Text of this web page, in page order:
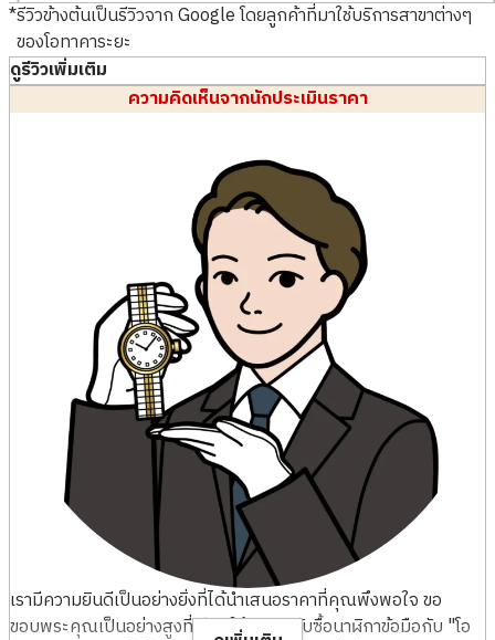
รับซื้อเมื่อ : เมษายน 2026
SEIKO Presage
แทบไม่ได้ใช้งาน
Donki Mall Thon
รับซื้อเมื่อ : เมษายน 2026
ROLEX Air-King
สภาพสินค้า
รายละเอียด แทบไม่ได้ใช้งาน
สาขา
Donki Mall Thon
glor
รับซื้อเมื่อ : เมษายน 2026
ROLEX Datejust
ยี่ห้อ
rolex
สภาพสินค้า S
รับซื้อเมื่อ : เมษายน 2026
ROLEX Datejust
ยี่ห้อ
rolex
สภาพสินค้า S
*รีวิวข้างต้นเป็นรีวิวจาก Google โดยลูกค้าที่มาใช้บริการสาขาต่างๆ
ของโอทาคาระยะ
ดูรีวิวเพิ่มเติม
ความคิดเห็นจากนักประเมินราคา
เรามีความยินดีเป็นอย่างยิ่งที่ได้นำเสนอราคาที่คุณพึงพอใจ ขอ
ขอบพระคุณเป็นอย่างสูงที่เลือกใช้บริการรับซื้อนาฬิกาข้อมือกับ "โอ